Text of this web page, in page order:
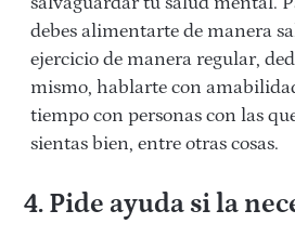
debes alimentarte de manera
ejercicio de manera regular,
mismo, hablarte con
tiempo con personas con las
sientas bien, entre otras cosas.
4. Pide ayuda si la